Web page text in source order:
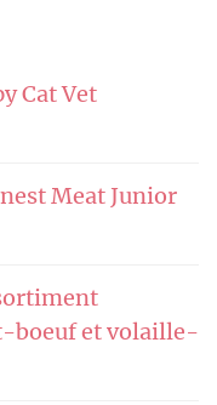
Cat Vet
Meat Junior
boeuf et volaille-